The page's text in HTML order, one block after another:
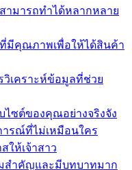
ามารถทำได้หลากหลาย
มีคุณภาพเพื่อให้ได้สินค้า
รวิเคราะห์ข้อมูลที่ช่วย
ซต์ของคุณอย่างจริงจัง
ารณ์ที่ไม่เหมือนใคร
ให้เจ้าสาว
สำคัญและมีบทบาทมาก